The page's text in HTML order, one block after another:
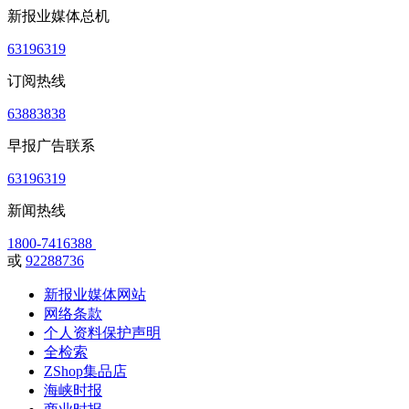
新报业媒体总机
63196319
订阅热线
63883838
早报广告联系
63196319
新闻热线
1800-7416388
或 92288736
新报业媒体网站
网络条款
个人资料保护声明
全检索
ZShop集品店
海峡时报